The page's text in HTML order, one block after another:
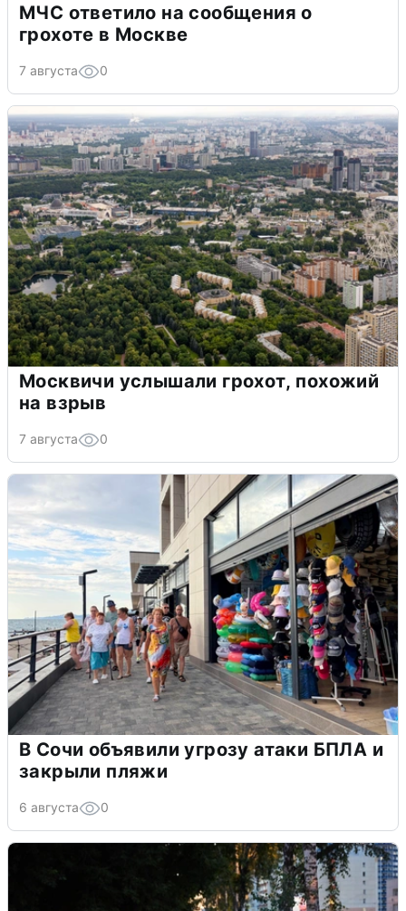
МЧС ответило на сообщения о
грохоте в Москве
7 августа 0
Москвичи услышали грохот, похожий
на взрыв
7 августа 0
В Сочи объявили угрозу атаки БПЛА и
закрыли пляжи
6 августа 0